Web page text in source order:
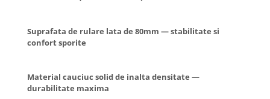
Adezivi & pastă termoconductoare
Rulouri de nichel
Șuruburi / kituri prindere
Suprafata de rulare lata de 80mm — stabilitate si
confort sporite
Material cauciuc solid de inalta densitate —
durabilitate maxima